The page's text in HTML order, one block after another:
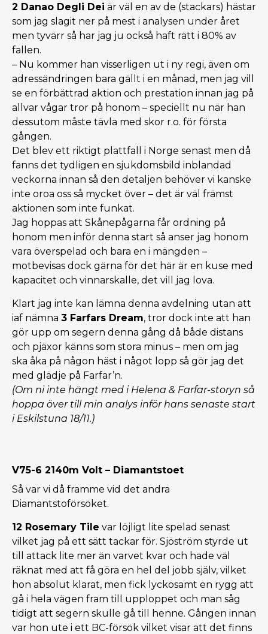
2 Danao Degli Dei är väl en av de (stackars) hästar
som jag slagit ner på mest i analysen under året
men tyvärr så har jag ju också haft rätt i 80% av
fallen.
– Nu kommer han visserligen ut i ny regi, även om
adressändringen bara gällt i en månad, men jag vill
se en förbättrad aktion och prestation innan jag på
allvar vågar tror på honom – speciellt nu när han
dessutom måste tävla med skor r.o. för första
gången.
Det blev ett riktigt plattfall i Norge senast men då
fanns det tydligen en sjukdomsbild inblandad
veckorna innan så den detaljen behöver vi kanske
inte oroa oss så mycket över – det är väl främst
aktionen som inte funkat.
Jag hoppas att Skånepågarna får ordning på
honom men inför denna start så anser jag honom
vara överspelad och bara en i mängden –
motbevisas dock gärna för det här är en kuse med
kapacitet och vinnarskalle, det vill jag lova.
Klart jag inte kan lämna denna avdelning utan att
iaf nämna 3 Farfars Dream, tror dock inte att han
gör upp om segern denna gång då både distans
och pjäxor känns som stora minus – men om jag
ska åka på någon häst i något lopp så gör jag det
med glädje på Farfar’n.
(Om ni inte hängt med i Helena & Farfar-storyn så
hoppa över till min analys inför hans senaste start
i Eskilstuna 18/11.)
V75-6 2140m Volt – Diamantstoet
Så var vi då framme vid det andra
Diamantstoförsöket.
12 Rosemary Tile var löjligt lite spelad senast
vilket jag på ett sätt tackar för. Sjöström styrde ut
till attack lite mer än varvet kvar och hade väl
räknat med att få göra en hel del jobb själv, vilket
hon absolut klarat, men fick lyckosamt en rygg att
gå i hela vägen fram till upploppet och man såg
tidigt att segern skulle gå till henne. Gången innan
var hon ute i ett BC-försök vilket visar att det finns